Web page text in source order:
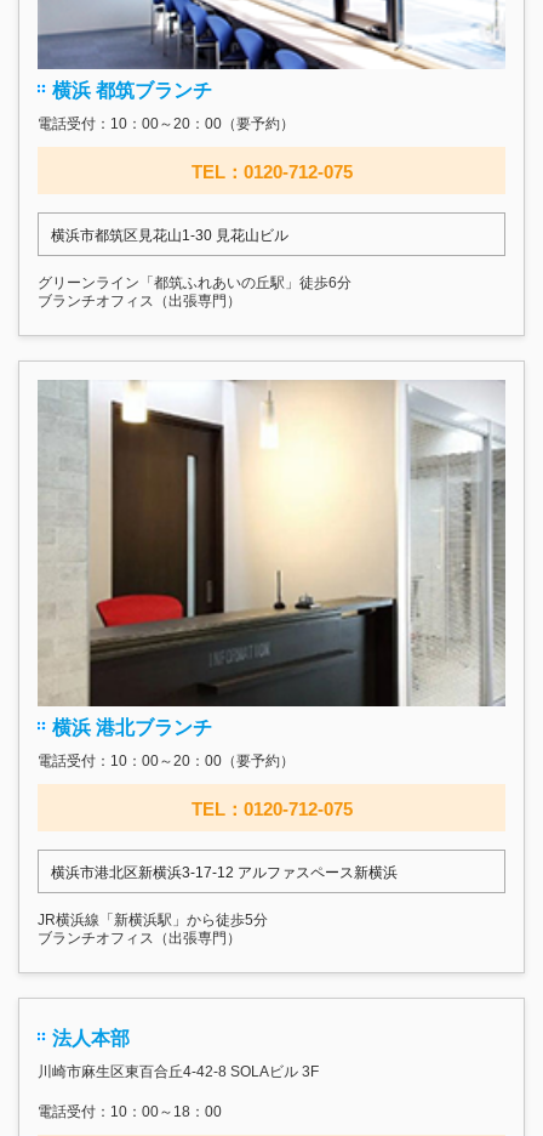
横浜 都筑ブランチ
電話受付：10：00～20：00（要予約）
TEL：0120-712-075
横浜市都筑区見花山1-30 見花山ビル
グリーンライン「都筑ふれあいの丘駅」徒歩6分
ブランチオフィス（出張専門）
横浜 港北ブランチ
電話受付：10：00～20：00（要予約）
TEL：0120-712-075
横浜市港北区新横浜3-17‐12 アルファスペース新横浜
JR横浜線「新横浜駅」から徒歩5分
ブランチオフィス（出張専門）
法人本部
川崎市麻生区東百合丘4-42-8 SOLAビル 3F
電話受付：10：00～18：00